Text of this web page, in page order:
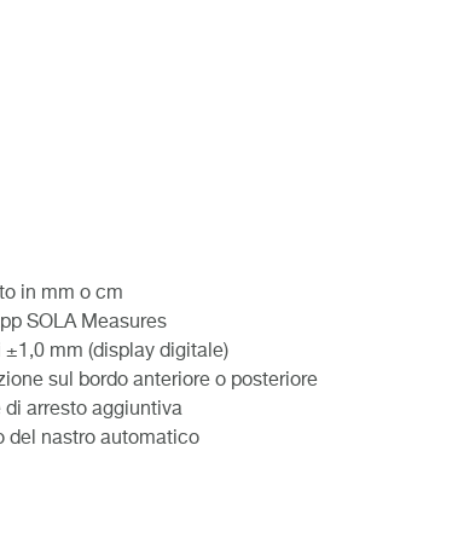
in mm o cm
SOLA Measures
±1,0 mm (display digitale)
sul bordo anteriore o posteriore
arresto aggiuntiva
del nastro automatico